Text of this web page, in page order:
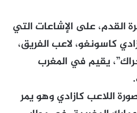
القدم، على الإشاعات التي
كاسونغو، لاعب الفريق،
يقيم في المغرب
اللاعب كازادي وهو يمر